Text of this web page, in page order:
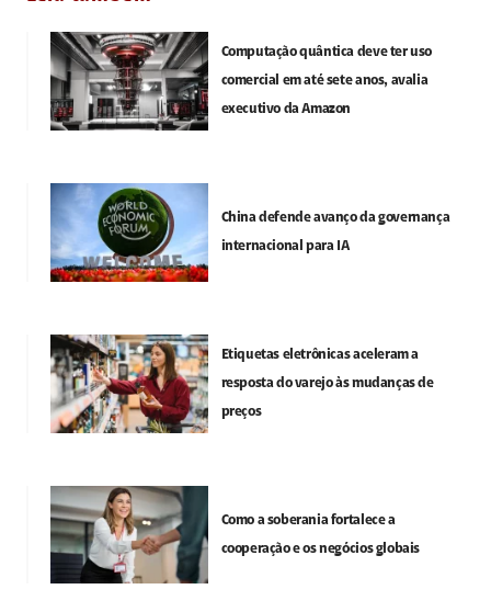
Computação quântica deve ter uso
comercial em até sete anos, avalia
executivo da Amazon
China defende avanço da governança
internacional para IA
Etiquetas eletrônicas aceleram a
resposta do varejo às mudanças de
preços
Como a soberania fortalece a
cooperação e os negócios globais